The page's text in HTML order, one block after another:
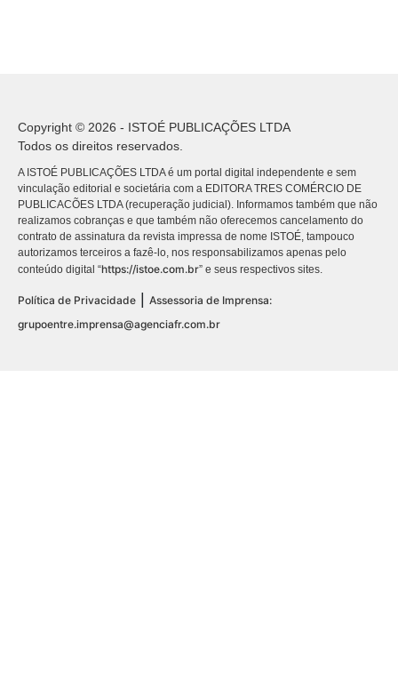
Copyright © 2026 - ISTOÉ PUBLICAÇÕES LTDA
Todos os direitos reservados.
A ISTOÉ PUBLICAÇÕES LTDA é um portal digital independente e sem
vinculação editorial e societária com a EDITORA TRES COMÉRCIO DE
PUBLICACÕES LTDA (recuperação judicial). Informamos também que não
realizamos cobranças e que também não oferecemos cancelamento do
contrato de assinatura da revista impressa de nome ISTOÉ, tampouco
autorizamos terceiros a fazê-lo, nos responsabilizamos apenas pelo
conteúdo digital “https://istoe.com.br” e seus respectivos sites.
Política de Privacidade | Assessoria de Imprensa:
grupoentre.imprensa@agenciafr.com.br